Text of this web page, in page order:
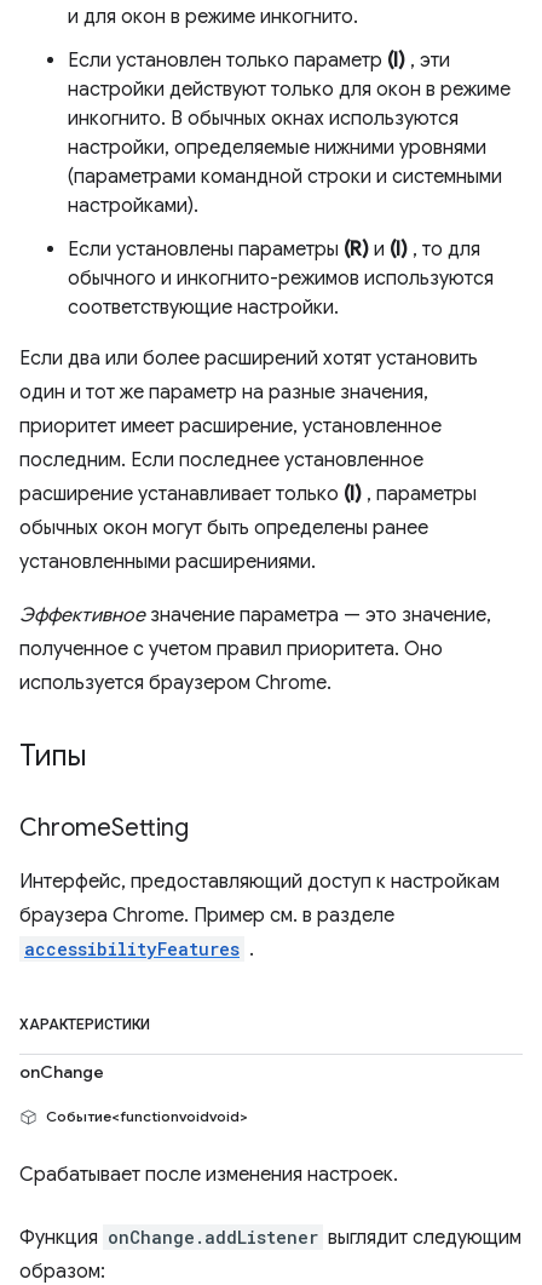
и для окон в режиме инкогнито.
Если установлен только параметр (I) , эти
настройки действуют только для окон в режиме
инкогнито. В обычных окнах используются
настройки, определяемые нижними уровнями
(параметрами командной строки и системными
настройками).
Если установлены параметры (R) и (I) , то для
обычного и инкогнито-режимов используются
соответствующие настройки.
Если два или более расширений хотят установить
один и тот же параметр на разные значения,
приоритет имеет расширение, установленное
последним. Если последнее установленное
расширение устанавливает только (I) , параметры
обычных окон могут быть определены ранее
установленными расширениями.
Эффективноезначение параметра — это значение,
полученное с учетом правил приоритета. Оно
используется браузером Chrome.
Типы
ChromeSetting
Интерфейс, предоставляющий доступ к настройкам
браузера Chrome. Пример см. в разделе
accessibilityFeatures .
ХАРАКТЕРИСТИКИ
onChange
Событие<functionvoidvoid>
Срабатывает после изменения настроек.
Функция onChange.addListener выглядит следующим
образом: